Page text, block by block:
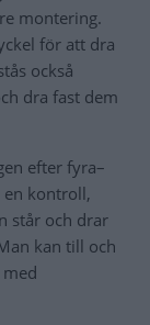
montering.
för att dra
också
dra fast dem
efter fyra–
en kontroll,
står och drar
kan till och